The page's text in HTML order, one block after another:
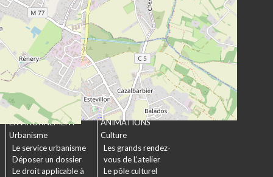
Actions municipales
La commission
intergénérationnelle
Maison de retraite La
chartreuse
Les établissements
médico-sociaux
Projet Se Canto
URBANISME &
ENVIRONNEMENT
Urbanisme
Le service urbanisme
Déposer un dossier
Le droit applicable à
CULTURE &
ANIMATIONS
Culture
Les grands rendez-
vous de L’atelier
Le pôle culturel